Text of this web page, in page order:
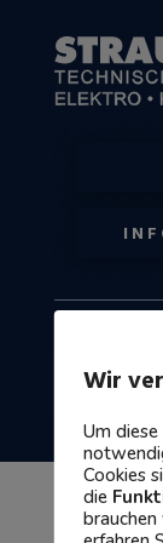
Wir
Um
Cookies
die